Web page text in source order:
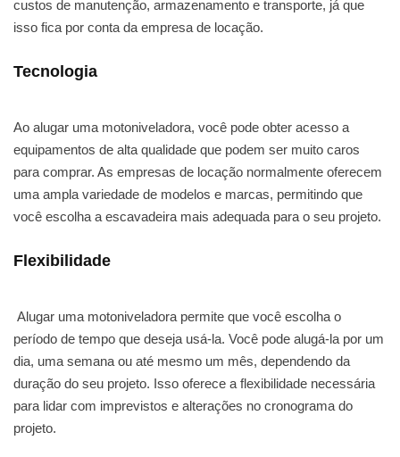
custos de manutenção, armazenamento e transporte, já que
isso fica por conta da empresa de locação.
Tecnologia
Ao alugar uma motoniveladora, você pode obter acesso a
equipamentos de alta qualidade que podem ser muito caros
para comprar. As empresas de locação normalmente oferecem
uma ampla variedade de modelos e marcas, permitindo que
você escolha a escavadeira mais adequada para o seu projeto.
Flexibilidade
Alugar uma motoniveladora permite que você escolha o
período de tempo que deseja usá-la. Você pode alugá-la por um
dia, uma semana ou até mesmo um mês, dependendo da
duração do seu projeto. Isso oferece a flexibilidade necessária
para lidar com imprevistos e alterações no cronograma do
projeto.